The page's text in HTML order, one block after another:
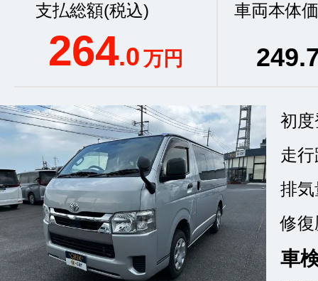
支払総額(税込)
264.0万円
車両本体
249
初
走
排気
修復
車